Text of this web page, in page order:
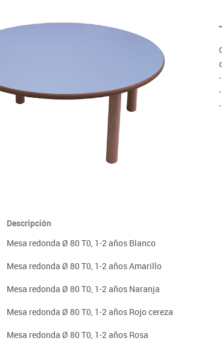
destruye
Videoconferencia
Otros
Descripción
Mesa redonda Ø 80 T0, 1-2 años Blanco
Mesa redonda Ø 80 T0, 1-2 años Amarillo
Mesa redonda Ø 80 T0, 1-2 años Naranja
Mesa redonda Ø 80 T0, 1-2 años Rojo cereza
Mesa redonda Ø 80 T0, 1-2 años Rosa